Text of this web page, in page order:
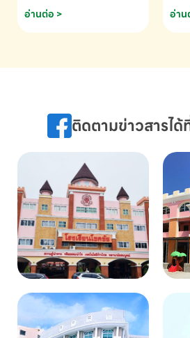
ชมภาพยนตร์ Toy Story 5
(Soundtrack)เพื่อเสริมทักษะ
ภาษา ผ่านประสบการณ์การเรียนรู้
075-691910
อ่านต่อ >
075-
อ่าน
ติดตามข่าวสารได้